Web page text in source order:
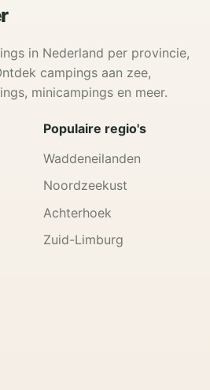
in Nederland per provincie,
campings aan zee,
minicampings en meer.
Populaire regio's
Waddeneilanden
Noordzeekust
Achterhoek
Zuid-Limburg